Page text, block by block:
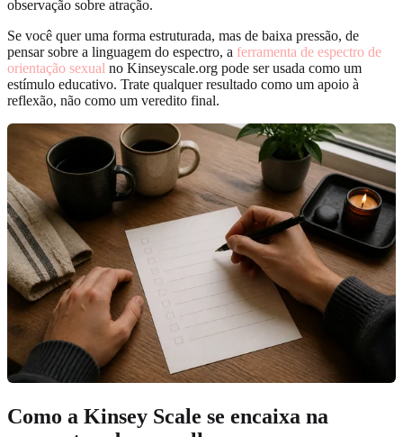
observação sobre atração.
Se você quer uma forma estruturada, mas de baixa pressão, de
pensar sobre a linguagem do espectro, a ferramenta de espectro de
orientação sexual no Kinseyscale.org pode ser usada como um
estímulo educativo. Trate qualquer resultado como um apoio à
reflexão, não como um veredito final.
Como a Kinsey Scale se encaixa na